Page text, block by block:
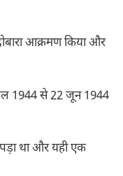
आक्रमण किया और
1944 से 22 जून 1944
पड़ा था और यही एक